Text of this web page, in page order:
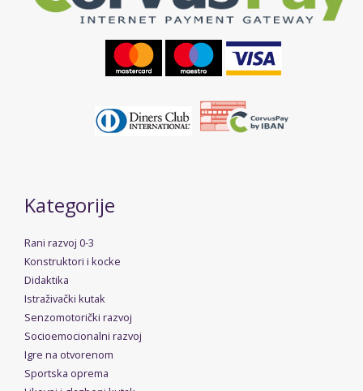
Kategorije
Rani razvoj 0-3
Konstruktori i kocke
Didaktika
Istraživački kutak
Senzomotorički razvoj
Socioemocionalni razvoj
Igre na otvorenom
Sportska oprema